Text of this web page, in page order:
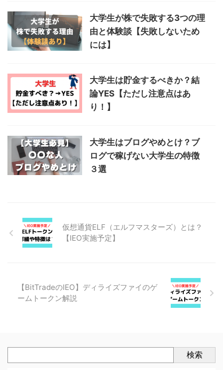
大学生が株で失敗する3つの理
由と体験談【失敗しないため
には】
大学生は貯金するべきか？結
論YES【ただし注意点はあ
り！】
大学生はブログやめとけ？ブ
ログで稼げない大学生の特徴
３選
仮想通貨ELF（エルフマスターズ）とは？
【IEO実施予定】
【BitTradeのIEO】ディライズファイのゲ
ームトークン解説
検索